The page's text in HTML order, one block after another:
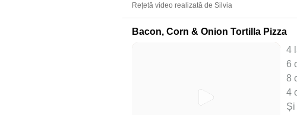
Rețetă video realizată de Silvia
Bacon, Corn & Onion Tortilla Pizza
4
6
8
4
Și